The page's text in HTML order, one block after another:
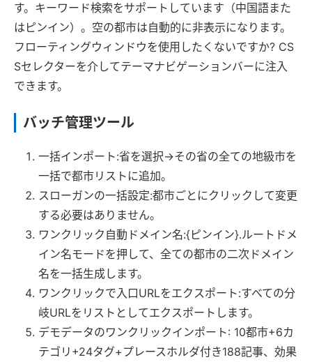
す。キーワード検索をサポートしています（中国語また
はピンイン）。空の都市は自動的に非表示になります。
フローティングウィンドウを使用したくないですか? CS
Sセレクターを介してテーマナビゲーションバーに注入
できます。
バッチ管理ツール
一括インポート:省を選択→その省の全ての地級市を
一括で都市リストに追加。
スローガンの一括設定:都市ごとにクリックして変更
する必要はありません。
ワンクリック自動ドメイン名:{ピンイン}.ルートドメ
イン名モードを押して、全ての都市の二次ドメイン
名を一括生成します。
ワンクリックで入口URLをエクスポート:すべての分
岐URLをリストとしてエクスポートします。
デモデータのワンクリックインポート: 10都市+6カ
テゴリ+24タグ+プレースホルダ付き188記事、効果